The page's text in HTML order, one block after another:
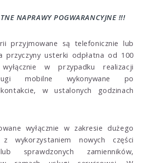
NAPRAWY POGWARANCYJNE !!!
przyjmowane są telefonicznie lub
przyczyny usterki odpłatna od 100
w przypadku realizacji
mobilne wykonywane po
w ustalonych godzinach
wyłącznie w zakresie dużego
wykorzystaniem nowych części
sprawdzonych zamienników,